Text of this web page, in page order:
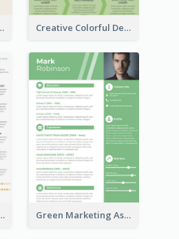
Resume Creative Colorful Designer Resume
Consultant Resume Green Marketing Assistant Resume